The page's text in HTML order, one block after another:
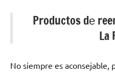
Productos dе
La
No siempre es aconsejable,